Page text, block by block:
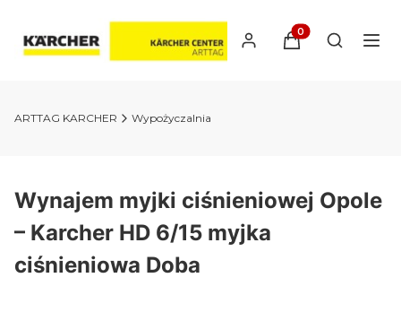
Produkty w
Otwórz
ARTTAG KARCHER Wypożyczalnia
Wynajem myjki ciśnieniowej Opole
– Karcher HD 6/15 myjka
ciśnieniowa Doba